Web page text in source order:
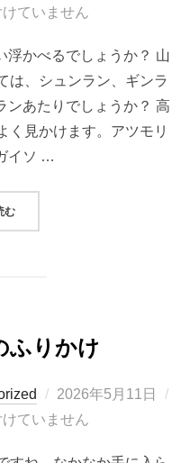
稿
ていません
浮かべるでしょうか？ 山
は、シュンラン、ギンラ
ンあたりでしょうか？ 高
く見かけます。アツモリ
イソ …
む“あまり見ない野生のラン オノエ
ふりかけ
投
稿
2026年5月11日
ていません